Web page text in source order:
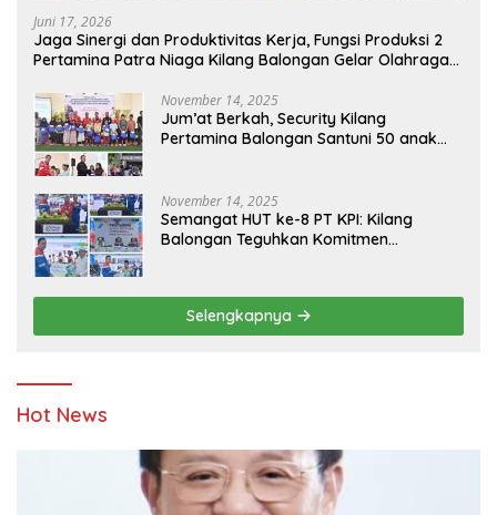
Juni 17, 2026
Jaga Sinergi dan Produktivitas Kerja, Fungsi Produksi 2
Pertamina Patra Niaga Kilang Balongan Gelar Olahraga
November 14, 2025
Jum’at Berkah, Security Kilang
Pertamina Balongan Santuni 50 anak
November 14, 2025
Semangat HUT ke-8 PT KPI: Kilang
Balongan Teguhkan Komitmen
Pendidikan
Selengkapnya
Hot News